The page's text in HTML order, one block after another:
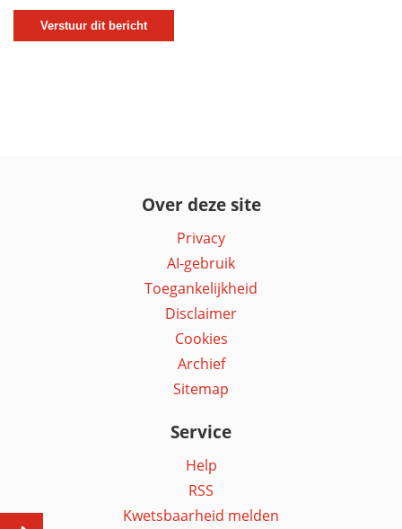
Over deze site
Privacy
AI-gebruik
Toegankelijkheid
Disclaimer
Cookies
Archief
Sitemap
Service
Help
RSS
Kwetsbaarheid melden